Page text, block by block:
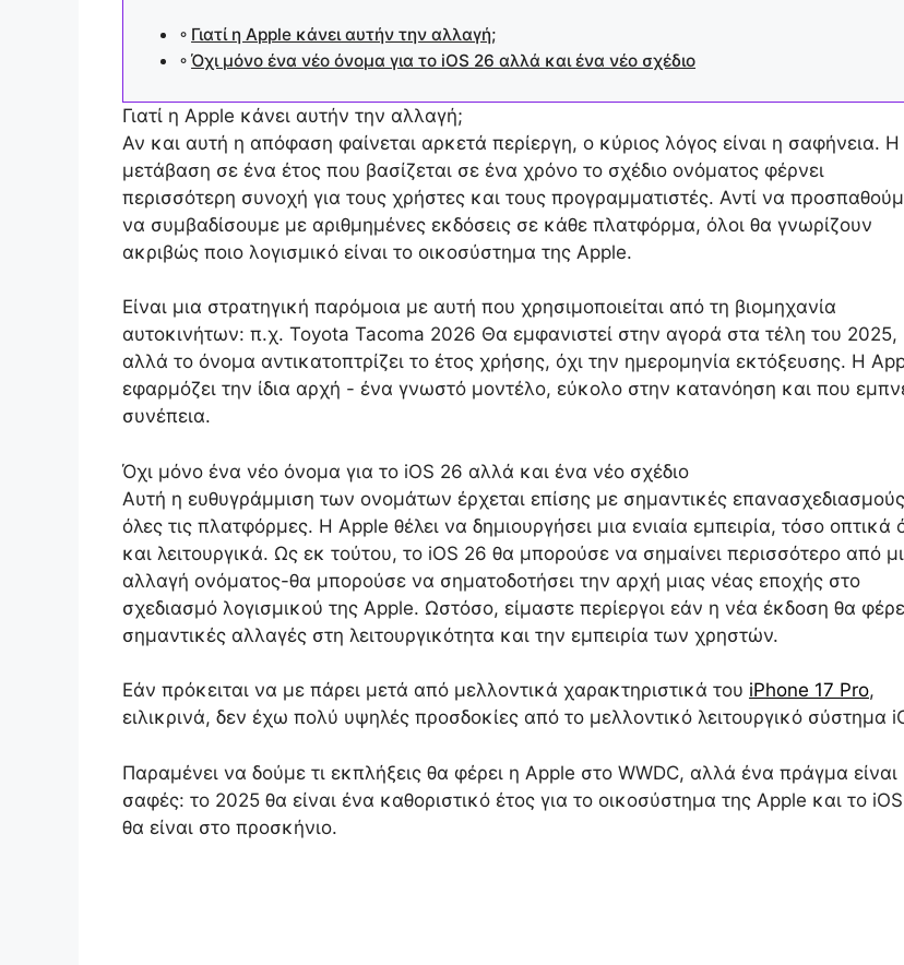
Γιατί η Apple κάνει αυτήν την αλλαγή;
Όχι μόνο ένα νέο όνομα για το iOS 26 αλλά και ένα νέο σχέδιο
Γιατί η Apple κάνει αυτήν την αλλαγή;
Αν και αυτή η απόφαση φαίνεται αρκετά περίεργη, ο κύριος λόγος είναι η σαφήνεια. Η
μετάβαση σε ένα έτος που βασίζεται σε ένα χρόνο το σχέδιο ονόματος φέρνει
περισσότερη συνοχή για τους χρήστες και τους προγραμματιστές. Αντί να
να συμβαδίσουμε με αριθμημένες εκδόσεις σε κάθε πλατφόρμα, όλοι θα γνωρίζουν
ακριβώς ποιο λογισμικό είναι το οικοσύστημα της Apple.
Είναι μια στρατηγική παρόμοια με αυτή που χρησιμοποιείται από τη βιομηχανία
αυτοκινήτων: π.χ. Toyota Tacoma 2026 Θα εμφανιστεί στην αγορά στα τέλη του 2025,
αλλά το όνομα αντικατοπτρίζει το έτος χρήσης, όχι την ημερομηνία εκτόξευσης. Η
εφαρμόζει την ίδια αρχή - ένα γνωστό μοντέλο, εύκολο στην κατανόηση και που
συνέπεια.
Όχι μόνο ένα νέο όνομα για το iOS 26 αλλά και ένα νέο σχέδιο
Αυτή η ευθυγράμμιση των ονομάτων έρχεται επίσης με σημαντικές επανασχεδιασμούς
όλες τις πλατφόρμες. Η Apple θέλει να δημιουργήσει μια ενιαία εμπειρία, τόσο οπτικά
και λειτουργικά. Ως εκ τούτου, το iOS 26 θα μπορούσε να σημαίνει περισσότερο από
αλλαγή ονόματος-θα μπορούσε να σηματοδοτήσει την αρχή μιας νέας εποχής στο
σχεδιασμό λογισμικού της Apple. Ωστόσο, είμαστε περίεργοι εάν η νέα έκδοση θα
σημαντικές αλλαγές στη λειτουργικότητα και την εμπειρία των χρηστών.
Εάν πρόκειται να με πάρει μετά από μελλοντικά χαρακτηριστικά του iPhone 17 Pro,
ειλικρινά, δεν έχω πολύ υψηλές προσδοκίες από το μελλοντικό λειτουργικό σύστημα
Παραμένει να δούμε τι εκπλήξεις θα φέρει η Apple στο WWDC, αλλά ένα πράγμα είναι
σαφές: το 2025 θα είναι ένα καθοριστικό έτος για το οικοσύστημα της Apple και το
θα είναι στο προσκήνιο.